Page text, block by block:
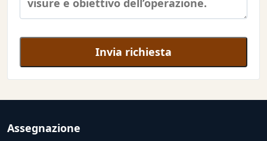
Invia richiesta
Assegnazione